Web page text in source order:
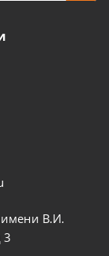
имени В.И.
3